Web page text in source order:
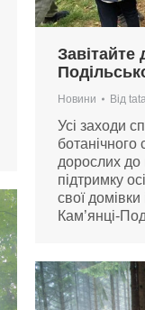
Завітайте
Новини Від
Усі заходи
ботанічного
дорослих до
підтримку
свої
Кам’янці-